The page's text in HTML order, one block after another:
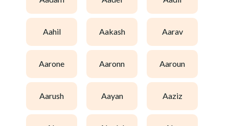
aahil aakash aarav
aarone aaronn aaroun
aarush aayan aaziz